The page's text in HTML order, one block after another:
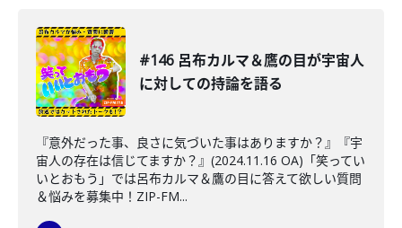
#146 呂布カルマ＆鷹の目が宇宙人
に対しての持論を語る
『意外だった事、良さに気づいた事はありますか？』『宇
宙人の存在は信じてますか？』(2024.11.16 OA)「笑ってい
いとおもう」では呂布カルマ＆鷹の目に答えて欲しい質問
＆悩みを募集中！ZIP-FM...